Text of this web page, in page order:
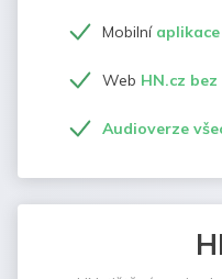
Mobilní
Web HN.cz
Audioverze